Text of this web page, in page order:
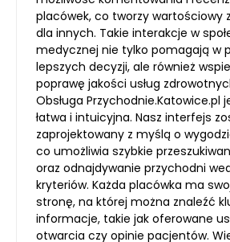
placówek, co tworzy wartościowy
dla innych. Takie interakcje w
medycznej nie tylko pomagają w
lepszych decyzji, ale również
poprawę jakości usług
Obsługa Przychodnie.Katowice.pl
łatwa i intuicyjna. Nasz interfejs
zaprojektowany z myślą o
co umożliwia szybkie
oraz odnajdywanie przychodni
kryteriów. Każda placówka ma
stronę, na której można znaleźć
informacje, takie jak oferowane
otwarcia czy opinie pacjentów.